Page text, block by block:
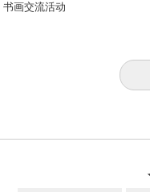
书画交流活动